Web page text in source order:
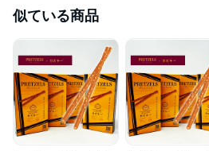
似ている商品